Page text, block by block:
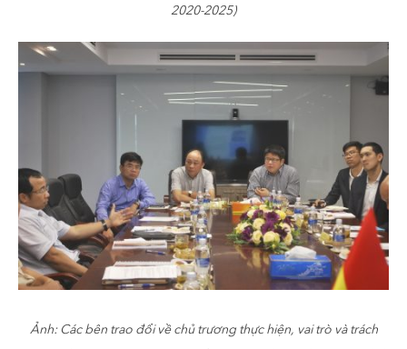
2020-2025)
Ảnh: Các bên trao đổi về chủ trương thực hiện, vai trò và trách